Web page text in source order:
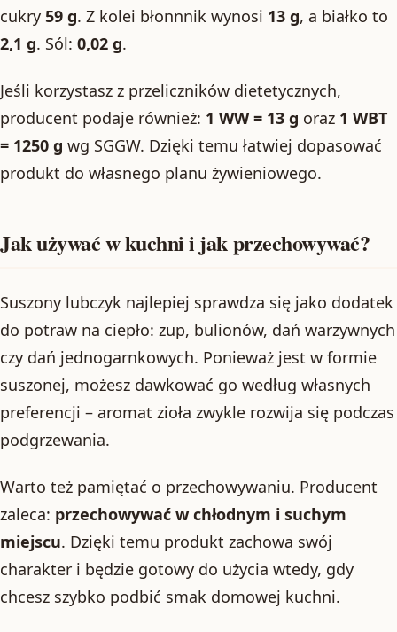
cukry 59 g. Z kolei błonnnik wynosi 13 g, a białko to
2,1 g. Sól: 0,02 g.
Jeśli korzystasz z przeliczników dietetycznych,
producent podaje również: 1 WW = 13 g oraz 1 WBT
= 1250 g wg SGGW. Dzięki temu łatwiej dopasować
produkt do własnego planu żywieniowego.
Jak używać w kuchni i jak przechowywać?
Suszony lubczyk najlepiej sprawdza się jako dodatek
do potraw na ciepło: zup, bulionów, dań warzywnych
czy dań jednogarnkowych. Ponieważ jest w formie
suszonej, możesz dawkować go według własnych
preferencji – aromat zioła zwykle rozwija się podczas
podgrzewania.
Warto też pamiętać o przechowywaniu. Producent
zaleca: przechowywać w chłodnym i suchym
miejscu. Dzięki temu produkt zachowa swój
charakter i będzie gotowy do użycia wtedy, gdy
chcesz szybko podbić smak domowej kuchni.